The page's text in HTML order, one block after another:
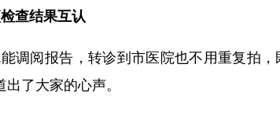
查结果互认
调阅报告，转诊到市医院也不用重复拍，
了大家的心声。